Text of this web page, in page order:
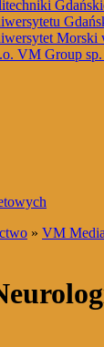
Morski
VM Group
» VM